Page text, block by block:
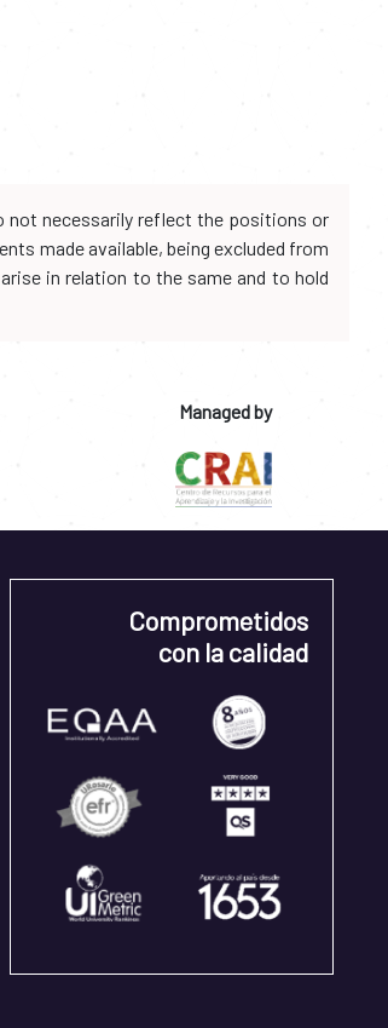
not necessarily reflect the positions or
made available, being excluded from
in relation to the same and to hold
Managed by
Comprometidos
con la calidad